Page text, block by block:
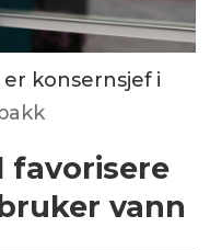
konsernsjef i
favorisere
vann